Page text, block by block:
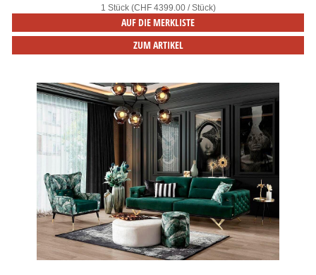
1 Stück (CHF 4399.00 / Stück)
AUF DIE MERKLISTE
ZUM ARTIKEL